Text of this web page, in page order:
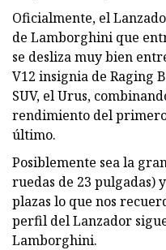
Oficialmente, el
de Lamborghini que
se desliza muy bien
V12 insignia de Raging
SUV, el Urus,
rendimiento del
último.
Posiblemente sea la
ruedas de 23 pulgadas)
plazas lo que nos
perfil del Lanzador
Lamborghini.